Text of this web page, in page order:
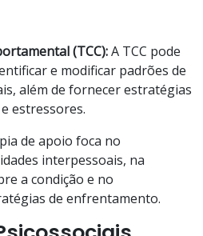
(TCC):A TCC pode
e modificar padrões de
além de fornecer estratégias
estressores.
de apoio foca no
interpessoais, na
a condição e no
de enfrentamento.